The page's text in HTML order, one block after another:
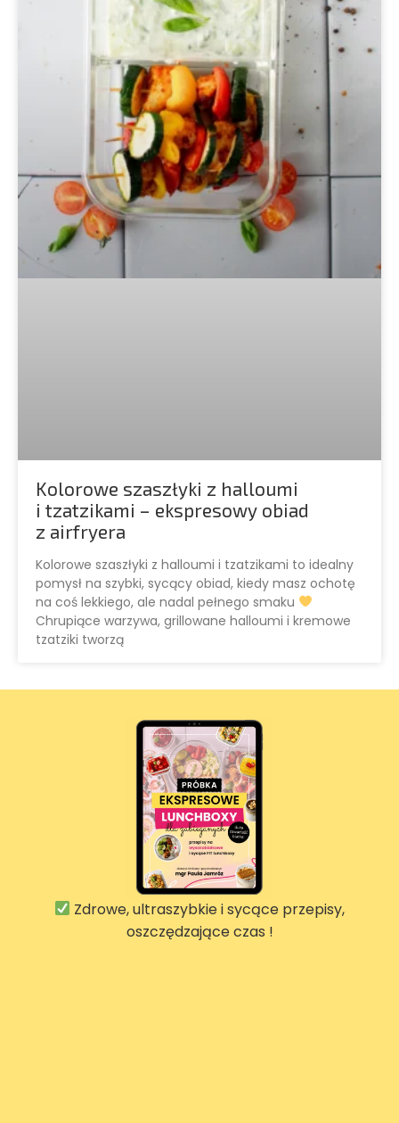
Kolorowe szaszłyki z halloumi
i tzatzikami – ekspresowy obiad
z airfryera
Kolorowe szaszłyki z halloumi i tzatzikami to idealny
pomysł na szybki, sycący obiad, kiedy masz ochotę
na coś lekkiego, ale nadal pełnego smaku
Chrupiące warzywa, grillowane halloumi i kremowe
tzatziki tworzą
Zdrowe, ultraszybkie i sycące przepisy,
oszczędzające czas !